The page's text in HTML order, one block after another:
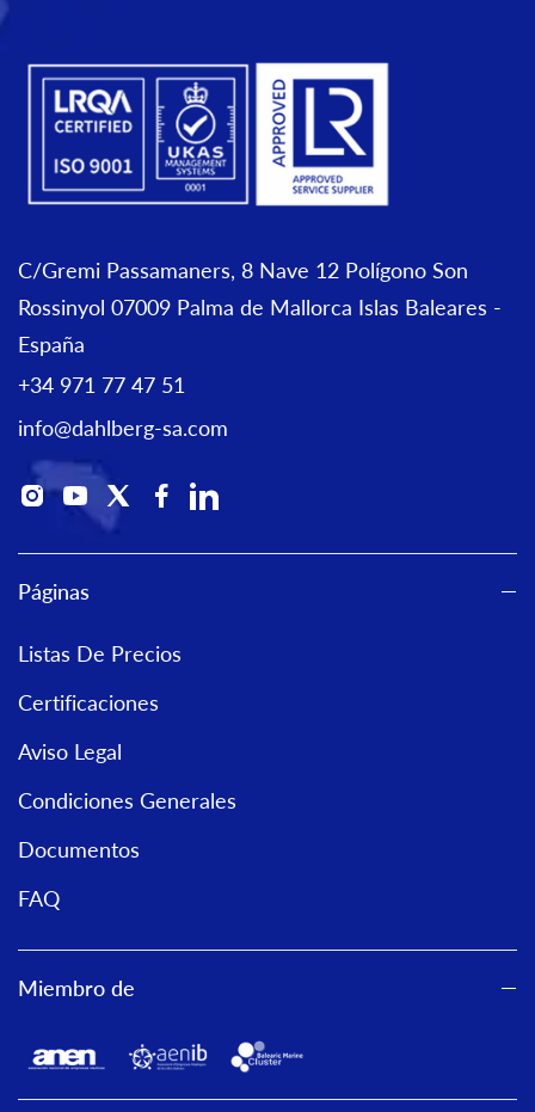
C/Gremi Passamaners, 8 Nave 12 Polígono Son
Rossinyol 07009 Palma de Mallorca Islas Baleares -
España
+34 971 77 47 51
info@dahlberg-sa.com
Páginas
Listas De Precios
Certificaciones
Aviso Legal
Condiciones Generales
Documentos
FAQ
Miembro de